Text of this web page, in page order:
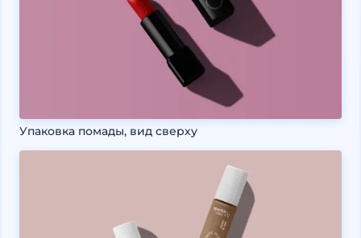
Упаковка помады, вид сверху